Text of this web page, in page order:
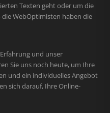
Texten geht oder um die
WebOptimisten haben die
und unser
Sie uns noch heute, um Ihre
und ein individuelles Angebot
sich darauf, Ihre Online-